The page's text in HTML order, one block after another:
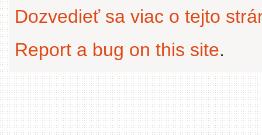
Dozvedieť sa viac o tejto
Report a bug on this site.